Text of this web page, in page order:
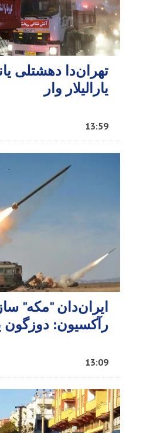
تهران‌دا دهشتلی
یارالیلار وار
13:59
ایران‌دان "مکه"
رآکسیون: دوزگون
13:09